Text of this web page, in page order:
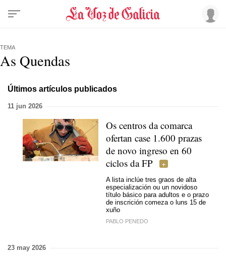
TEMA
As Quendas
Últimos artículos publicados
11 jun 2026
Os centros da comarca
ofertan case 1.600 prazas
de novo ingreso en 60
ciclos da FP
A lista inclúe tres graos de alta
especialización ou un novidoso
título básico para adultos e o prazo
de inscrición comeza o luns 15 de
xuño
PABLO PENEDO
23 may 2026